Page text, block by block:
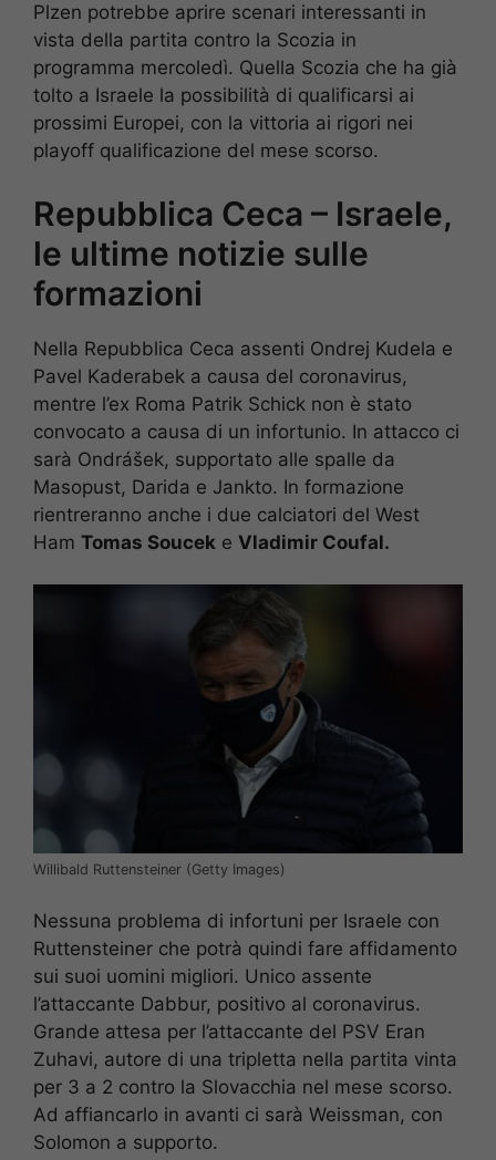
Plzen potrebbe aprire scenari interessanti in
vista della partita contro la Scozia in
programma mercoledì. Quella Scozia che ha già
tolto a Israele la possibilità di qualificarsi ai
prossimi Europei, con la vittoria ai rigori nei
playoff qualificazione del mese scorso.
Repubblica Ceca – Israele,
le ultime notizie sulle
formazioni
Nella Repubblica Ceca assenti Ondrej Kudela e
Pavel Kaderabek a causa del coronavirus,
mentre l’ex Roma Patrik Schick non è stato
convocato a causa di un infortunio. In attacco ci
sarà Ondrášek, supportato alle spalle da
Masopust, Darida e Jankto. In formazione
rientreranno anche i due calciatori del West
Ham Tomas Soucek e Vladimir Coufal.
Willibald Ruttensteiner (Getty Images)
Nessuna problema di infortuni per Israele con
Ruttensteiner che potrà quindi fare affidamento
sui suoi uomini migliori. Unico assente
l’attaccante Dabbur, positivo al coronavirus.
Grande attesa per l’attaccante del PSV Eran
Zuhavi, autore di una tripletta nella partita vinta
per 3 a 2 contro la Slovacchia nel mese scorso.
Ad affiancarlo in avanti ci sarà Weissman, con
Solomon a supporto.